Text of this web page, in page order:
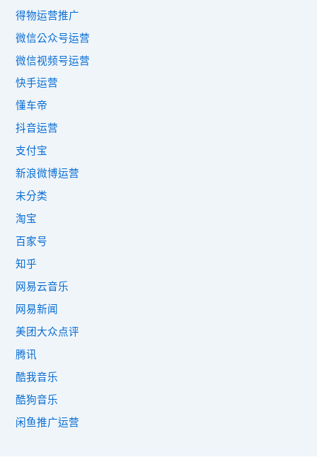
得物运营推广
微信公众号运营
微信视频号运营
快手运营
懂车帝
抖音运营
支付宝
新浪微博运营
未分类
淘宝
百家号
知乎
网易云音乐
网易新闻
美团大众点评
腾讯
酷我音乐
酷狗音乐
闲鱼推广运营